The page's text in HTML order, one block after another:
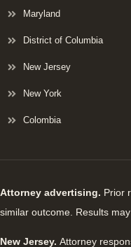
Maryland
District of Columbia
New Jersey
New York
Colombia
Attorney advertising. Prior
similar outcome. Results may
New Jersey. Attorney